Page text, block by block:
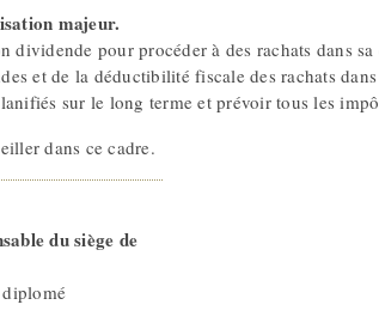
majeur.
pour procéder à des rachats dans
et de la déductibilité fiscale des rachats
sur le long terme et prévoir tous les
dans ce cadre.
du siège de